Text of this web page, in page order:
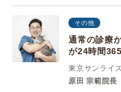
その他
通常の診療
が24時間
東京サンライ
原田 宗範院長